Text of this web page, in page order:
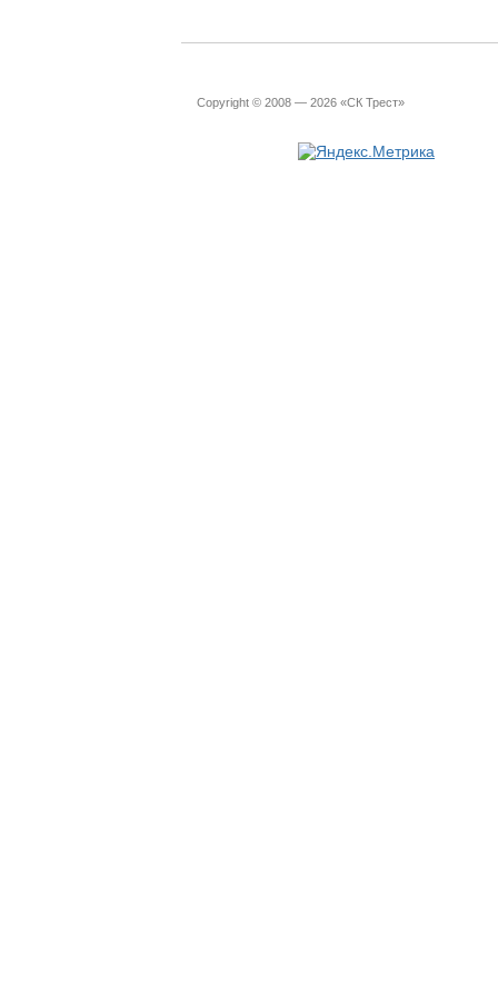
Copyright © 2008 — 2026 «СК Трест»